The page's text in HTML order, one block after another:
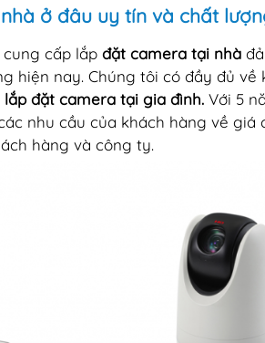
ở đâu uy tín và chất
cấp lắp đặt camera tại nhà
hiện nay. Chúng tôi có đầy đủ về
lắp đặt camera tại gia đình. Với 5
nhu cầu của khách hàng về
hàng và công ty.